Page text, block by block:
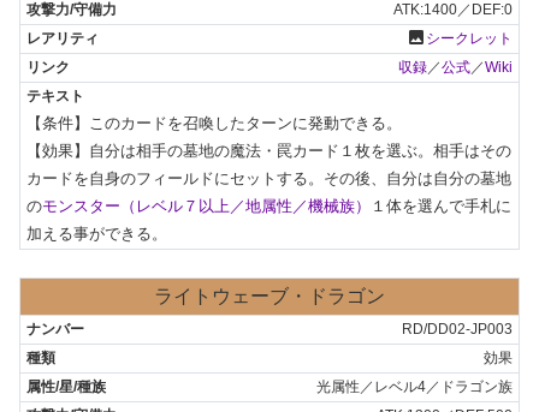
ATK:1400／DEF:0
photo シークレット
収録／公式／Wiki
【条件】このカードを召喚したターンに発動できる。
【効果】自分は相手の墓地の魔法・罠カード１枚を選ぶ。相手はその
カードを自身のフィールドにセットする。その後、自分は自分の墓地
のモンスター（レベル７以上／地属性／機械族）
１体を選んで手札に
加える事ができる。
ライトウェーブ・ドラゴン
RD/DD02-JP003
効果
光属性／レベル4／ドラゴン族